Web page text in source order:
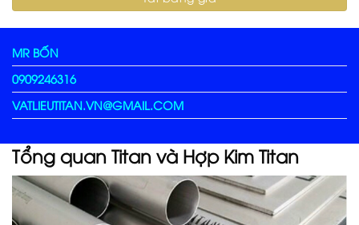
MR BỐN
0909246316
VATLIEUTITAN.VN@GMAIL.COM
Tổng quan Titan và Hợp Kim Titan